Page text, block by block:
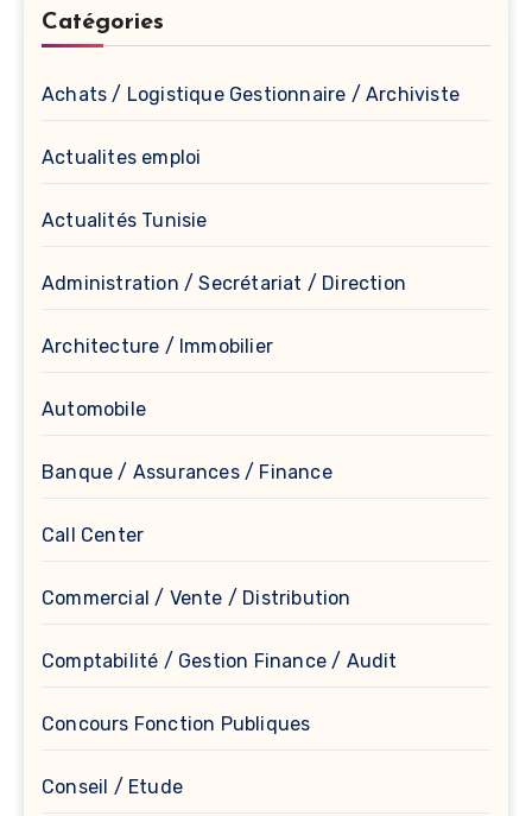
Catégories
Achats / Logistique Gestionnaire / Archiviste
Actualites emploi
Actualités Tunisie
Administration / Secrétariat / Direction
Architecture / Immobilier
Automobile
Banque / Assurances / Finance
Call Center
Commercial / Vente / Distribution
Comptabilité / Gestion Finance / Audit
Concours Fonction Publiques
Conseil / Etude